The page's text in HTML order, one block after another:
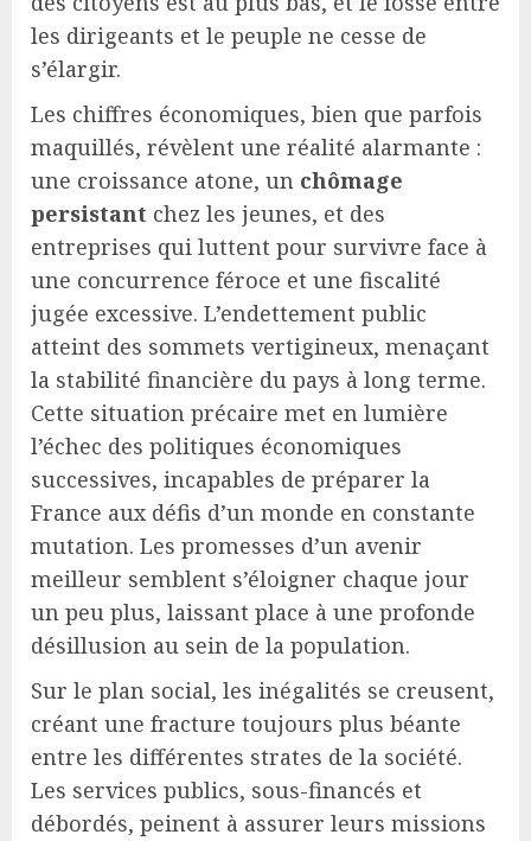
les dirigeants et le peuple ne cesse de
s’élargir.
Les chiffres économiques, bien que parfois
maquillés, révèlent une réalité alarmante :
une croissance atone, un chômage
persistant chez les jeunes, et des
entreprises qui luttent pour survivre face à
une concurrence féroce et une fiscalité
jugée excessive. L’endettement public
atteint des sommets vertigineux, menaçant
la stabilité financière du pays à long terme.
Cette situation précaire met en lumière
l’échec des politiques économiques
successives, incapables de préparer la
France aux défis d’un monde en constante
mutation. Les promesses d’un avenir
meilleur semblent s’éloigner chaque jour
un peu plus, laissant place à une profonde
désillusion au sein de la population.
Sur le plan social, les inégalités se creusent,
créant une fracture toujours plus béante
entre les différentes strates de la société.
Les services publics, sous-financés et
débordés, peinent à assurer leurs missions